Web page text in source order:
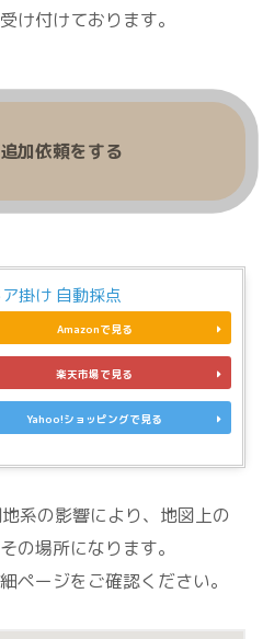
け付けております。
加依頼をする
掛け 自動採点
Amazonで見る
楽天市場で見る
Yahoo!ショッピングで見る
系の影響により、地図上の
の場所になります。
ページをご確認ください。